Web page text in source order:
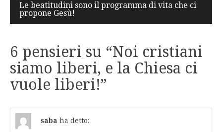
Le beatitudini sono il programma di vita che ci
propone Gesù!
6 pensieri su “Noi cristiani
siamo liberi, e la Chiesa ci
vuole liberi!”
saba ha detto: